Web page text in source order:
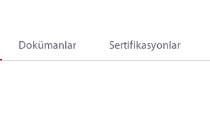
Dokümanlar Sertifikasyonlar